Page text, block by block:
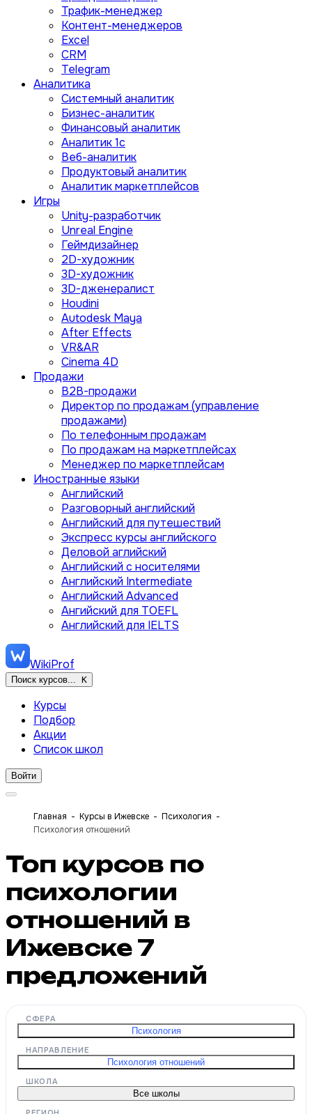
Трафик-менеджер
Контент-менеджеров
Excel
CRM
Telegram
Аналитика
Системный аналитик
Бизнес-аналитик
Финансовый аналитик
Aналитик 1с
Веб-аналитик
Продуктовый аналитик
Аналитик маркетплейсов
Игры
Unity-разработчик
Unreal Engine
Геймдизайнер
2D-художник
3D-художник
3D-дженералист
Houdini
Autodesk Maya
After Effects
VR&AR
Cinema 4D
Продажи
B2B-продажи
Директор по продажам (управление
продажами)
По телефонным продажам
По продажам на маркетплейсах
Менеджер по маркетплейсам
Иностранные языки
Английский
Разговорный английский
Английский для путешествий
Экспресс курсы английского
Деловой аглийский
Английский с носителями
Английский Intermediate
Английский Advanced
Ангийский для TOEFL
Английский для IELTS
WikiProf
Поиск курсов... K
Курсы
Подбор
Акции
Список школ
Войти
Главная Курсы в Ижевске
Психология
Психология отношений
Топ курсов по
психологии
отношений в
Ижевске 7
предложений
СФЕРА
Психология
НАПРАВЛЕНИЕ
Психология отношений
ШКОЛА
Все школы